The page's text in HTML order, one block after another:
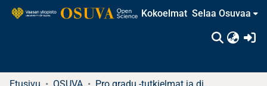
Kokoelmat Selaa Osuvaa